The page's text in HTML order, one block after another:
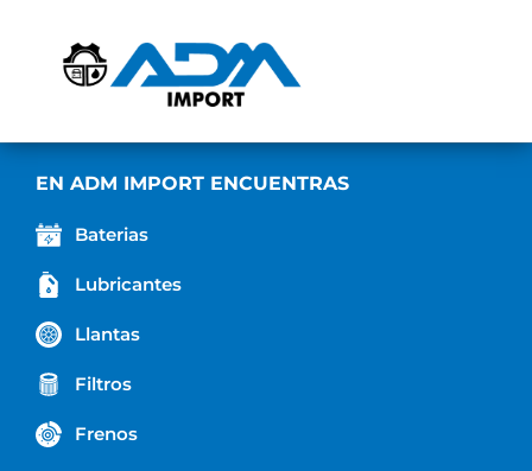
EN ADM IMPORT ENCUENTRAS
Baterias
Lubricantes
Llantas
Filtros
Frenos